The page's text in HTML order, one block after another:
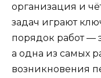
организация и
задач играют
порядок работ —
а одна из самых
возникновения